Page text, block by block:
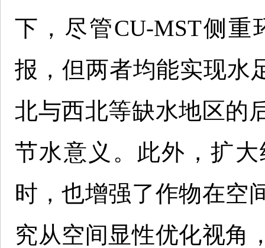
下，尽管CU-MST侧重
报，但两者均能实现水
北与西北等缺水地区的
节水意义。此外，扩
时，也增强了作物在空
究从空间显性优化视角